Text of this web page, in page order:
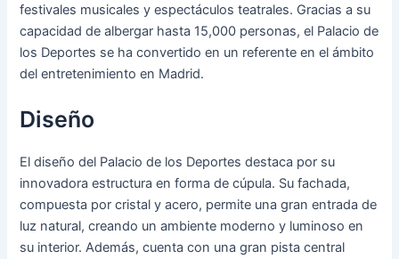
festivales musicales y espectáculos teatrales. Gracias a su
capacidad de albergar hasta 15,000 personas, el Palacio de
los Deportes se ha convertido en un referente en el ámbito
del entretenimiento en Madrid.
Diseño
El diseño del Palacio de los Deportes destaca por su
innovadora estructura en forma de cúpula. Su fachada,
compuesta por cristal y acero, permite una gran entrada de
luz natural, creando un ambiente moderno y luminoso en
su interior. Además, cuenta con una gran pista central